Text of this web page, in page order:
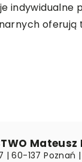
indywidualne
oferują
| 60-137 Poznań